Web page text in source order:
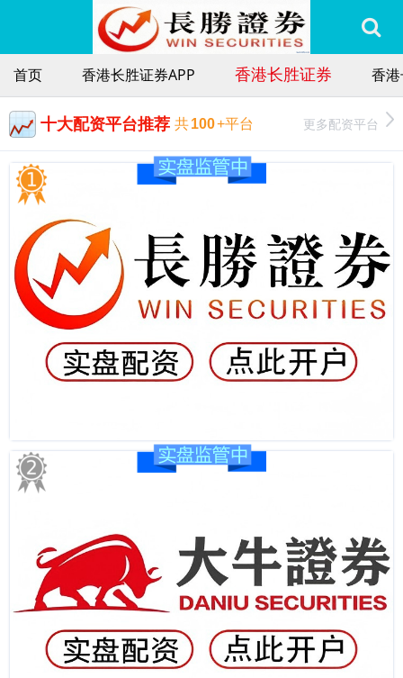
首页 香港长胜证券APP 香港长胜证券 香
十大配资平台推荐 共100+平台 更多配资平台